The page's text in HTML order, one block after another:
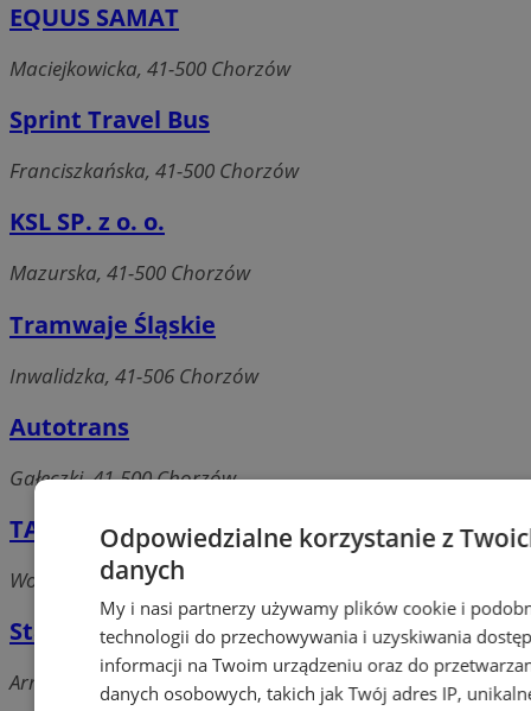
EQUUS SAMAT
Maciejkowicka, 41-500 Chorzów
Sprint Travel Bus
Franciszkańska, 41-500 Chorzów
KSL SP. z o. o.
Mazurska, 41-500 Chorzów
Tramwaje Śląskie
Inwalidzka, 41-506 Chorzów
Autotrans
Gałeczki, 41-500 Chorzów
TAKSILESIA
Wolności, 41-500 Chorzów
Stacja kolejowa PKP Chorzów - Batory
Armii Krajowej, 41-506 Chorzów
Odpowiedzialne korzystanie z
danych
My i nasi partnerzy używamy plików cookie i
technologii do przechowywania i uzyskiwania
informacji na Twoim urządzeniu oraz do
danych osobowych, takich jak Twój adres IP,